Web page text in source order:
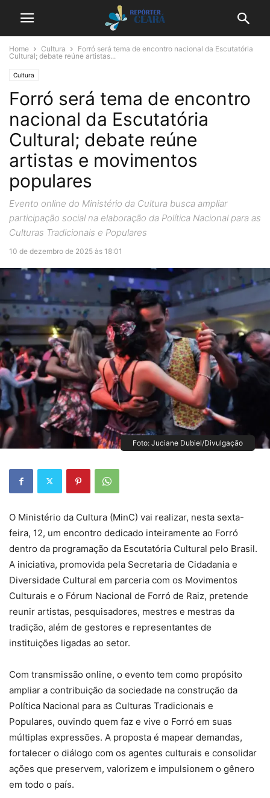
Home Cultura
Forró será tema de encontro nacional da Escutatória
Cultural; debate reúne artistas...
Cultura
Forró será tema de encontro
nacional da Escutatória
Cultural; debate reúne
artistas e movimentos
populares
Evento online do Ministério da Cultura busca ampliar
participação social na elaboração da Política Nacional para as
Culturas Tradicionais e Populares
10 de dezembro de 2025 às 18:01
Foto: Juciane Dubiel/Divulgação
O Ministério da Cultura (MinC) vai realizar, nesta sexta-
feira, 12, um encontro dedicado inteiramente ao Forró
dentro da programação da Escutatória Cultural pelo Brasil.
A iniciativa, promovida pela Secretaria de Cidadania e
Diversidade Cultural em parceria com os Movimentos
Culturais e o Fórum Nacional de Forró de Raiz, pretende
reunir artistas, pesquisadores, mestres e mestras da
tradição, além de gestores e representantes de
instituições ligadas ao setor.
Com transmissão online, o evento tem como propósito
ampliar a contribuição da sociedade na construção da
Política Nacional para as Culturas Tradicionais e
Populares, ouvindo quem faz e vive o Forró em suas
múltiplas expressões. A proposta é mapear demandas,
fortalecer o diálogo com os agentes culturais e consolidar
ações que preservem, valorizem e impulsionem o gênero
em todo o país.